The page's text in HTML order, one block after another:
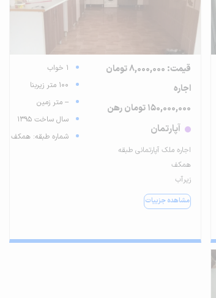
قیمت: 8,000,000 تومان
اجاره
150,000,000 تومان رهن
آپارتمان
اجاره ملک آپارتمانی طبقه
همکف
زیرآب
مشاهده جزییات
1 خواب
100 متر زیربنا
-- متر زمین
سال ساخت 1395
شماره طبقه: همکف